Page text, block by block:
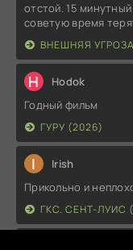
отстой. 15
советую время
ВНЕШНЯЯ
H Hodok
Годный фильм
ГУРУ (2026)
I Irish
Прикольно и
ГКС. СЕНТ-ЛУИС